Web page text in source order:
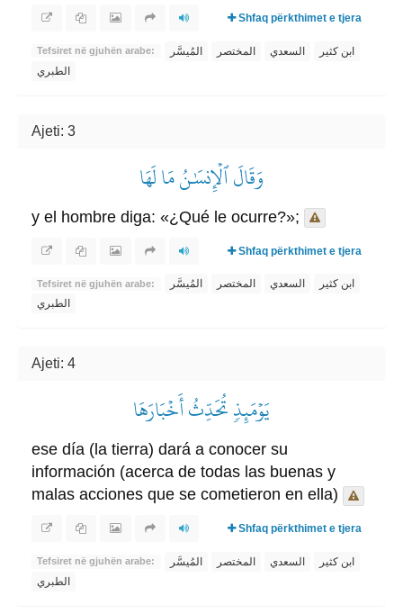
Shfaq përkthimet e tjera
Tefsiret në gjuhën arabe: المُيسَّر المختصر السعدي
ابن كثير
الطبري
Ajeti: 3
وَقَالَ ٱلۡإِنسَٰنُ مَا لَهَا
y el hombre diga: «¿Qué le ocurre?»;
Shfaq përkthimet e tjera
Tefsiret në gjuhën arabe: المُيسَّر المختصر السعدي
ابن كثير
الطبري
Ajeti: 4
يَوۡمَئِذٖ تُحَدِّثُ أَخۡبَارَهَا
ese día (la tierra) dará a conocer su
información (acerca de todas las buenas y
malas acciones que se cometieron en ella)
Shfaq përkthimet e tjera
Tefsiret në gjuhën arabe: المُيسَّر المختصر السعدي
ابن كثير
الطبري